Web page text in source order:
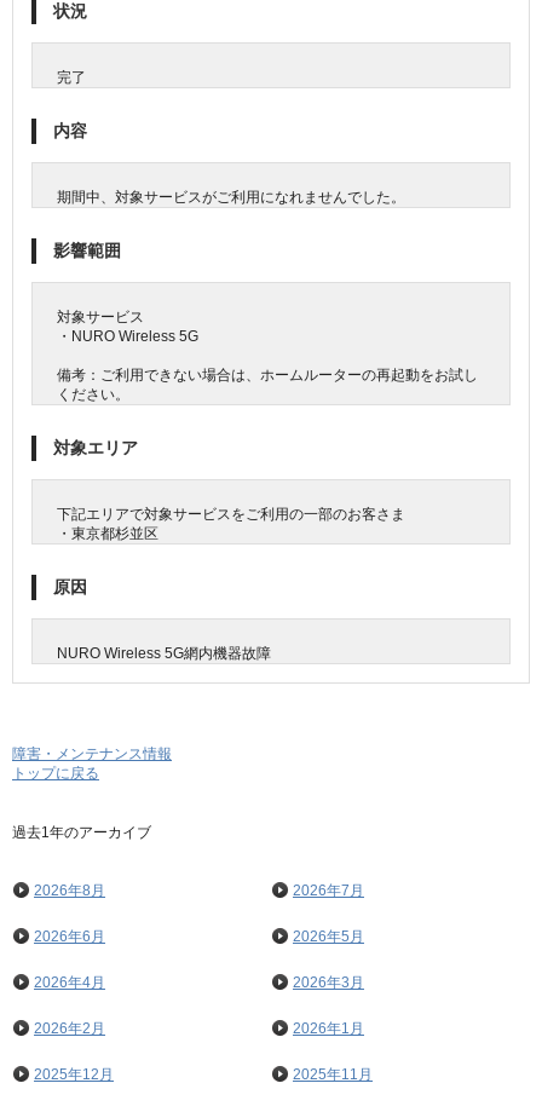
状況
完了
内容
期間中、対象サービスがご利用になれませんでした。
影響範囲
対象サービス
・NURO Wireless 5G
備考：ご利用できない場合は、ホームルーターの再起動をお試し
ください。
対象エリア
下記エリアで対象サービスをご利用の一部のお客さま
・東京都杉並区
原因
NURO Wireless 5G網内機器故障
障害・メンテナンス情報
トップに戻る
過去1年のアーカイブ
2026年8月 2026年7月
2026年6月 2026年5月
2026年4月 2026年3月
2026年2月 2026年1月
2025年12月 2025年11月